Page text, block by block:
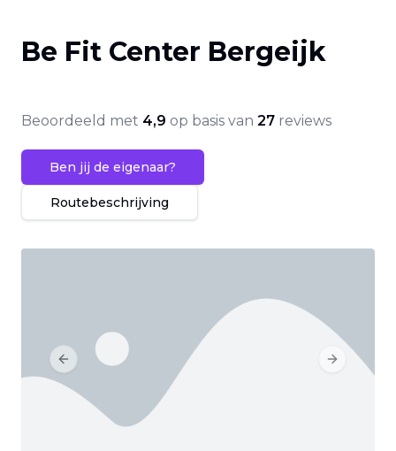
Be Fit Center Bergeijk
Beoordeeld met 4,9 op basis van 27 reviews
Ben jij de eigenaar?
Routebeschrijving
Previous slide Next slide